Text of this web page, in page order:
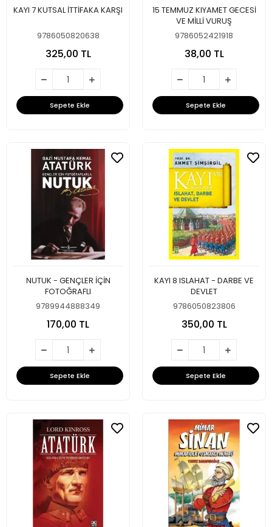
KAYI 7 KUTSAL İTTİFAKA KARŞI
9786050820638
325,00 TL
Sepete Ekle
15 TEMMUZ KIYAMET GECESİ
VE MİLLİ VURUŞ
9786052421918
38,00 TL
Sepete Ekle
NUTUK - GENÇLER İÇİN
FOTOĞRAFLI
9789944888349
170,00 TL
Sepete Ekle
KAYI 8 ISLAHAT - DARBE VE
DEVLET
9786050823806
350,00 TL
Sepete Ekle